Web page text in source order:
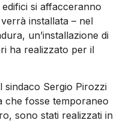
si affacceranno
installata – nel
un’installazione di
ha realizzato per il
sindaco Sergio Pirozzi
che fosse temporaneo
sono stati realizzati in